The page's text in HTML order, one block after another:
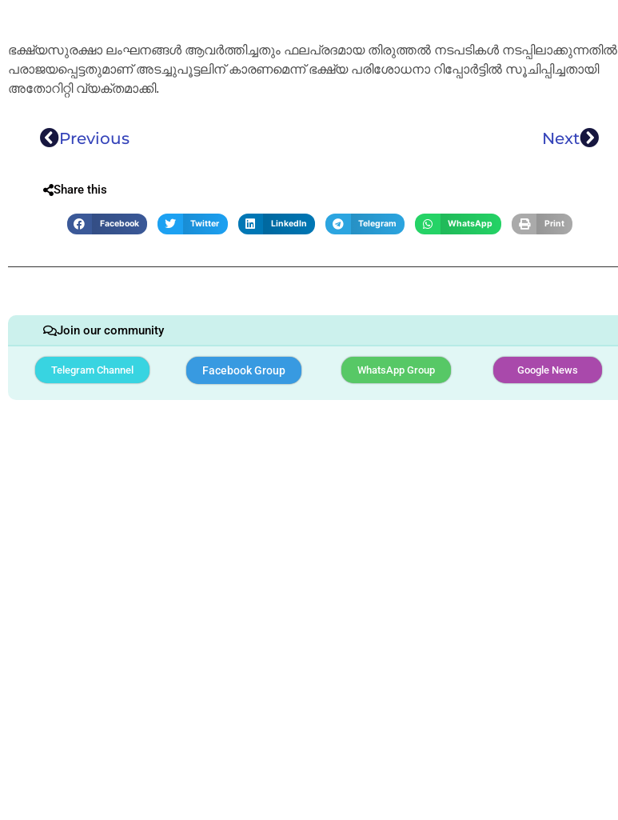
ഭക്ഷ്യസുരക്ഷാ ലംഘനങ്ങൾ ആവർത്തിച്ചതും ഫലപ്രദമായ തിരുത്തൽ നടപടികൾ നടപ്പിലാക്കുന്നതിൽ
പരാജയപ്പെട്ടതുമാണ് അടച്ചുപൂട്ടലിന് കാരണമെന്ന് ഭക്ഷ്യ പരിശോധനാ റിപ്പോർട്ടിൽ സൂചിപ്പിച്ചതായി
അതോറിറ്റി വ്യക്തമാക്കി.
Previous Next
Share this
Facebook Twitter LinkedIn Telegram WhatsApp Print
Join our community
Telegram Channel Facebook Group WhatsApp Group Google News